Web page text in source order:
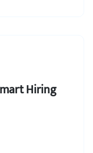
Hiring